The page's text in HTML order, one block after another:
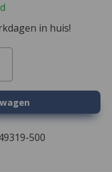
in huis!
500